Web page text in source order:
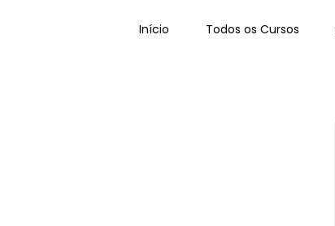
Início Todos os Cursos